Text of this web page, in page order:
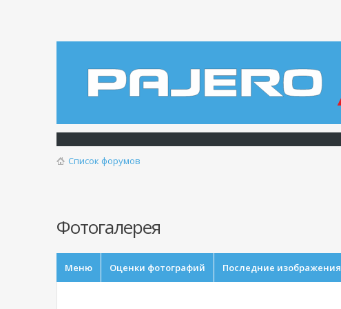
Список форумов
Фотогалерея
Меню Оценки фотографий Последние изображения